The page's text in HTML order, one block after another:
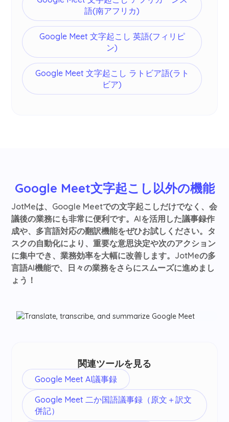
語(南アフリカ)
Google Meet 文字起こし 英語(フィリピ
ン)
Google Meet 文字起こし ラトビア語(ラト
ビア)
Google Meet文字起こし以外の機能
JotMeは、Google Meetでの文字起こしだけでなく、会
議後の業務にも非常に便利です。AIを活用した議事録作
成や、多言語対応の翻訳機能をぜひお試しください。タ
スクの自動化により、重要な意思決定や次のアクション
に集中でき、業務効率を大幅に改善します。JotMeの多
言語AI機能で、日々の業務をさらにスムーズに進めまし
ょう！
関連ツールを見る
Google Meet AI議事録
Google Meet 二か国語議事録（原文＋訳文
併記）